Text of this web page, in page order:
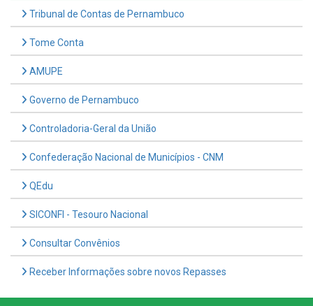
Tome Conta
AMUPE
Governo de Pernambuco
Controladoria-Geral da União
Confederação Nacional de Municípios - CNM
QEdu
SICONFI - Tesouro Nacional
Consultar Convênios
Receber Informações sobre novos Repasses
Hora:01:47/Domingo,09 de agosto de